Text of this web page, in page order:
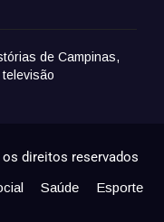
de Campinas,
direitos reservados
Saúde
Esporte